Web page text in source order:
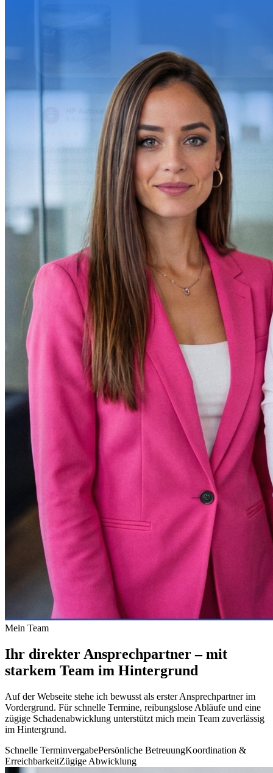
Mein Team
Ihr direkter Ansprechpartner – mit
starkem Team im Hintergrund
Auf der Webseite stehe ich bewusst als erster Ansprechpartner im
Vordergrund. Für schnelle Termine, reibungslose Abläufe und eine
zügige Schadenabwicklung unterstützt mich mein Team zuverlässig
im Hintergrund.
Schnelle TerminvergabePersönliche BetreuungKoordination &
ErreichbarkeitZügige Abwicklung